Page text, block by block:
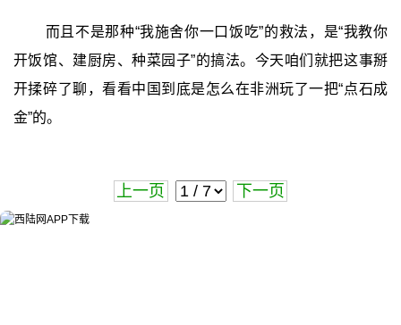
而且不是那种“我施舍你一口饭吃”的救法，是“我教你
开饭馆、建厨房、种菜园子”的搞法。今天咱们就把这事掰
开揉碎了聊，看看中国到底是怎么在非洲玩了一把“点石成
金”的。
上一页 下一页